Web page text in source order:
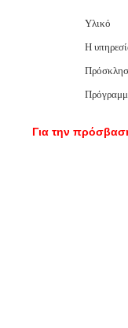
Υλικό
Η
Για την